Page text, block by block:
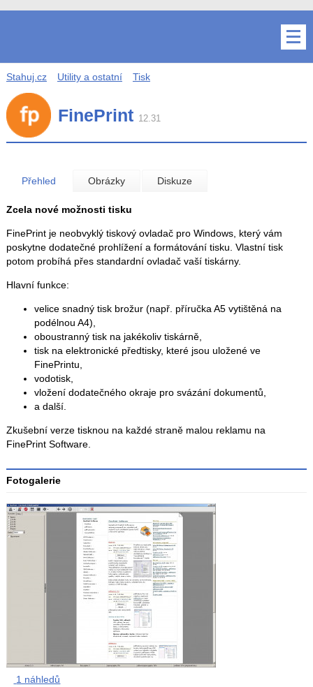
Stahuj.cz Utility a ostatní Tisk
FinePrint 12.31
Přehled Obrázky Diskuze
Zcela nové možnosti tisku
FinePrint je neobvyklý tiskový ovladač pro Windows, který vám
poskytne dodatečné prohlížení a formátování tisku. Vlastní tisk
potom probíhá přes standardní ovladač vaší tiskárny.
Hlavní funkce:
velice snadný tisk brožur (např. příručka A5 vytištěná na
podélnou A4),
oboustranný tisk na jakékoliv tiskárně,
tisk na elektronické předtisky, které jsou uložené ve
FinePrintu,
vodotisk,
vložení dodatečného okraje pro svázání dokumentů,
a další.
Zkušební verze tisknou na každé straně malou reklamu na
FinePrint Software.
Fotogalerie
1 náhledů